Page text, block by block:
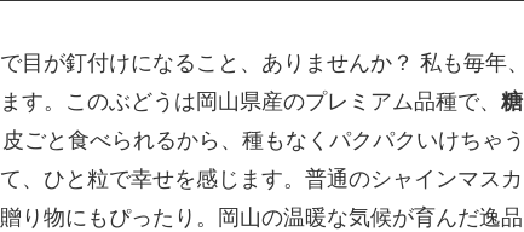
目が釘付けになること、ありませんか？ 私も毎年、
す。このぶどうは岡山県産のプレミアム品種で、 糖
ごと食べられるから、種もなくパクパクいけちゃう
、ひと粒で幸せを感じます。普通のシャインマスカ
り物にもぴったり。岡山の温暖な気候が育んだ逸品